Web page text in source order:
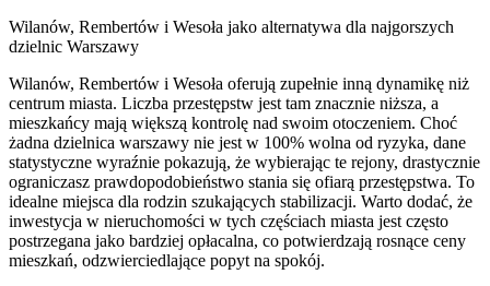
Wilanów, Rembertów i Wesoła jako alternatywa dla najgorszych
dzielnic Warszawy
Wilanów, Rembertów i Wesoła oferują zupełnie inną dynamikę niż
centrum miasta. Liczba przestępstw jest tam znacznie niższa, a
mieszkańcy mają większą kontrolę nad swoim otoczeniem. Choć
żadna dzielnica warszawy nie jest w 100% wolna od ryzyka, dane
statystyczne wyraźnie pokazują, że wybierając te rejony, drastycznie
ograniczasz prawdopodobieństwo stania się ofiarą przestępstwa. To
idealne miejsca dla rodzin szukających stabilizacji. Warto dodać, że
inwestycja w nieruchomości w tych częściach miasta jest często
postrzegana jako bardziej opłacalna, co potwierdzają rosnące ceny
mieszkań, odzwierciedlające popyt na spokój.